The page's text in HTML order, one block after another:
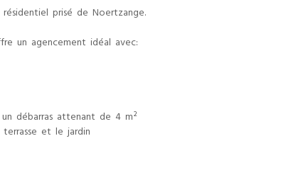
prisé de Noertzange.
un agencement idéal avec:
débarras attenant de 4 m²
et le jardin